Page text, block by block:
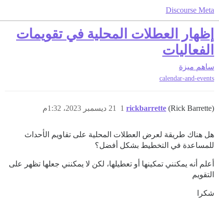
Discourse Meta
إظهار العطلات المحلية في تقويمات
الفعاليات
ساهم ميزة
calendar-and-events
rickbarrette (Rick Barrette) 21 ديسمبر 2023، 1:32م 1
هل هناك طريقة لعرض العطلات المحلية على تقاويم الأحداث
للمساعدة في التخطيط بشكل أفضل؟
أعلم أنه يمكنني تمكينها أو تعطيلها، لكن لا يمكنني جعلها تظهر على
التقويم
شكرا